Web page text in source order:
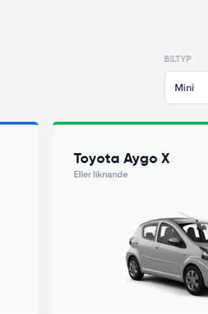
BILTYP
Mini
Toyota Aygo X
Eller liknande